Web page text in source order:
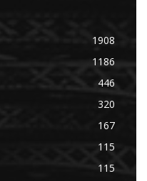
1908
1186
446
320
167
115
115